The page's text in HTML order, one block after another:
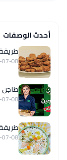
أحدث الوصفات
08
طاجن
08
08